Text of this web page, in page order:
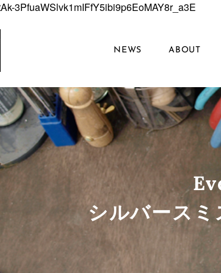
3PfuaWSlvk1mIFfY5ibi9p6EoMAY8r_a3E
NEWS ABOUT
シルバース